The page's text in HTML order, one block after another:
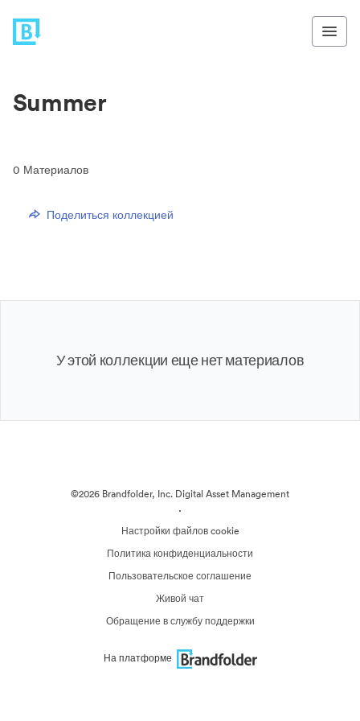
Summer
0 Материалов
Поделиться коллекцией
У этой коллекции еще нет материалов
©2026 Brandfolder, Inc. Digital Asset Management
·
Настройки файлов cookie
Политика конфиденциальности
Пользовательское соглашение
Живой чат
Обращение в службу поддержки
На платформе